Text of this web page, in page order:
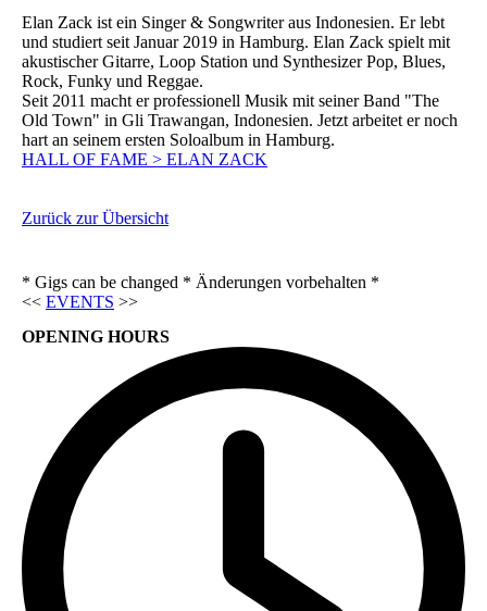
Elan Zack ist ein Singer & Songwriter aus Indonesien. Er lebt
und studiert seit Januar 2019 in Hamburg. Elan Zack spielt mit
akustischer Gitarre, Loop Station und Synthesizer Pop, Blues,
Rock, Funky und Reggae.
Seit 2011 macht er professionell Musik mit seiner Band "The
Old Town" in Gli Trawangan, Indonesien. Jetzt arbeitet er noch
hart an seinem ersten Soloalbum in Hamburg.
HALL OF FAME > ELAN ZACK
Zurück zur Übersicht
* Gigs can be changed * Änderungen vorbehalten *
<< EVENTS >>
OPENING HOURS